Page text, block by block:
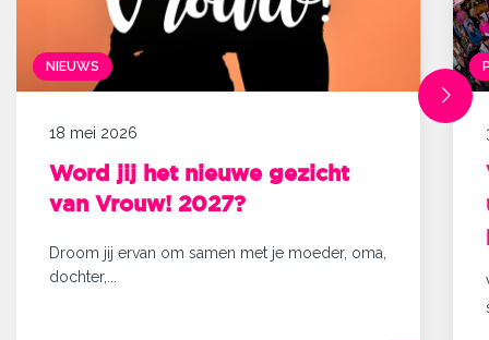
NIEUWS
18 mei 2026
Word jij het nieuwe gezicht
van Vrouw! 2027?
Droom jij ervan om samen met je moeder, oma,
dochter,...